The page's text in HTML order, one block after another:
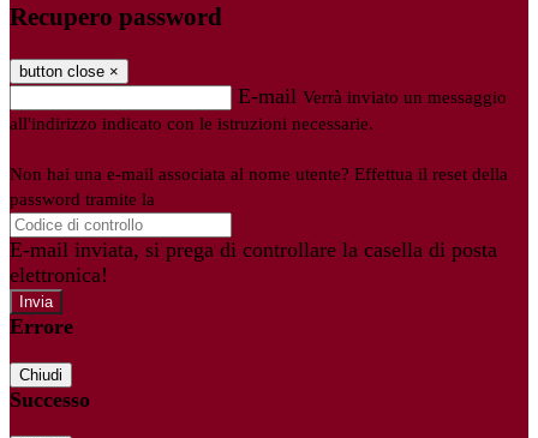
Recupero password
button close ×
E-mail Verrà inviato un messaggio
all'indirizzo indicato con le istruzioni necessarie.
Non hai una e-mail associata al nome utente? Effettua il reset della
password tramite la
E-mail inviata, si prega di controllare la casella di posta
elettronica!
Errore
Chiudi
Successo